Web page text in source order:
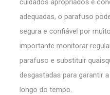
cuidados apropriados e
adequadas, o parafuso
segura e confiável por
importante monitorar
parafuso e substituir
desgastadas para garantir
longo do tempo.